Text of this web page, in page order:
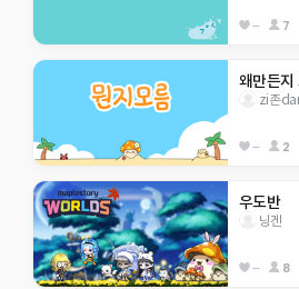
-- 7
왜만든지
zi존
-- 2
우도반
닝겐
-- 8